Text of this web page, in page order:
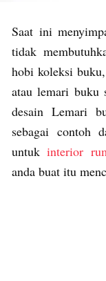
Saat ini
tidak
hobi koleksi
atau lemari buku
desain Lemari
sebagai contoh
untukinterior
anda buat itu